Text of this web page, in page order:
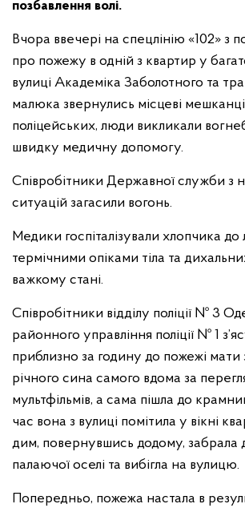
позбавлення волі.
Вчора ввечері на спецлінію «102» з
про пожежу в одній з квартир у
вулиці Академіка Заболотного та
малюка звернулись місцеві
поліцейських, люди викликали
швидку медичну допомогу.
Співробітники Державної служби з
ситуацій загасили вогонь.
Медики госпіталізували хлопчика до
термічними опіками тіла та
важкому стані.
Співробітники відділу поліції № 3
районного управління поліції № 1
приблизно за годину до пожежі мати
річного сина самого вдома за
мультфільмів, а сама пішла до
час вона з вулиці помітила у вікні
дим, повернувшись додому, забрала
палаючої оселі та вибігла на вулицю.
Попередньо, пожежа настала в